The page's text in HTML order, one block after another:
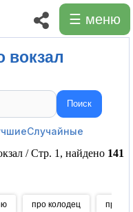
☰ меню
вокзал
анекдотов Поиск
Случайные
/ Стр. 1, найдено 141
про колодец про